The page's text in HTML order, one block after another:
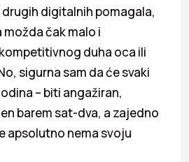
digitalnih pomagala,
čak malo i
duha oca ili
sigurna sam da će svaki
– biti angažiran,
barem sat-dva, a zajedno
apsolutno nema svoju